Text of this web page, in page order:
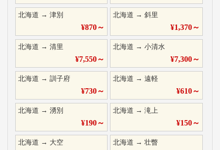
北海道 → 津別
¥870～
北海道 →斜里
¥1,370～
北海道 → 清里
¥7,550～
北海道 →小清水
¥7,300～
北海道 → 訓子府
¥730～
北海道 →遠軽
¥610～
北海道 → 湧別
¥190～
北海道 →滝上
¥150～
北海道 → 大空 北海道 →壮瞥